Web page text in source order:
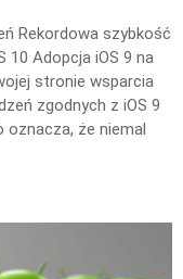
Rekordowa szybkość
10 Adopcja iOS 9 na
stronie wsparcia
zgodnych z iOS 9
że niemal